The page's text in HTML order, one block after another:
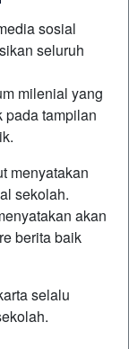
sosial
seluruh
milenial yang
pada tampilan
menyatakan
sekolah.
akan
berita baik
selalu